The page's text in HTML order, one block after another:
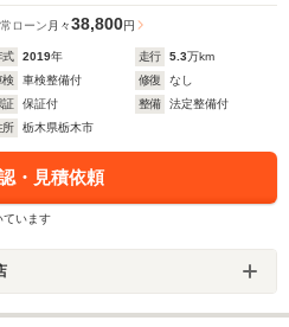
ローン 月々38,800円
式 2019年 走行 5.3万km
検
車検整備付 修復
なし
証
保証付 整備
法定整備付
所
栃木県栃木市
・見積依頼
ています